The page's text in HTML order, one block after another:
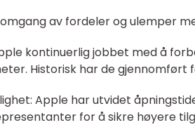
av fordeler og ulemper
kontinuerlig jobbet med å
Historisk har de gjennomført
Apple har utvidet
for å sikre høyere